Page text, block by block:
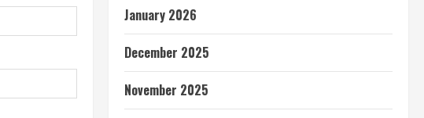
January 2026
December 2025
November 2025